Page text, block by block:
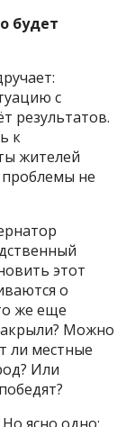
будет
с
результатов.
к
жителей
не
этот
о
же еще
Можно
ли местные
Или